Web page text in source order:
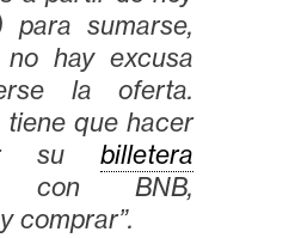
para sumarse,
hay excusa
la oferta.
tiene que hacer
su billetera
con BNB,
comprar”.